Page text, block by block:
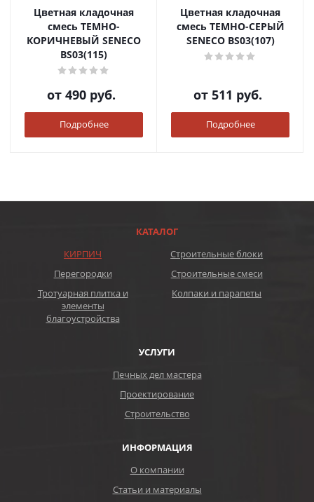
Цветная кладочная
смесь ТЕМНО-
КОРИЧНЕВЫЙ SENECO
BS03(115)
от 490 руб.
Подробнее
Цветная кладочная
смесь ТЕМНО-СЕРЫЙ
SENECO BS03(107)
от 511 руб.
Подробнее
КАТАЛОГ
КИРПИЧ
Строительные блоки
Перегородки
Строительные смеси
Тротуарная плитка и
элементы
благоустройства
Колпаки и парапеты
УСЛУГИ
Печных дел мастера
Проектирование
Строительство
ИНФОРМАЦИЯ
О компании
Статьи и материалы